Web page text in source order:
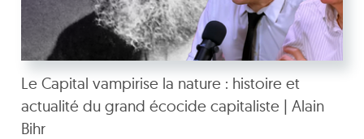
Le Capital vampirise la nature : histoire et
actualité du grand écocide capitaliste | Alain
Bihr